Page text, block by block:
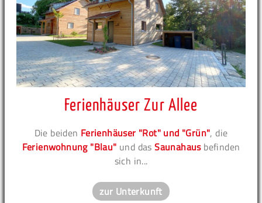
Ferienhäuser Zur Allee
Die beiden Ferienhäuser "Rot" und "Grün", die
Ferienwohnung "Blau" und dasSaunahausbefinden
sich in...
zur Unterkunft